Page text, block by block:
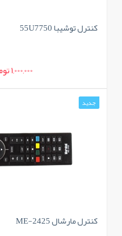
کنترل توشیبا 55U7750
1,000,000 تومان
جدید
کنترل مارشال ME-2425